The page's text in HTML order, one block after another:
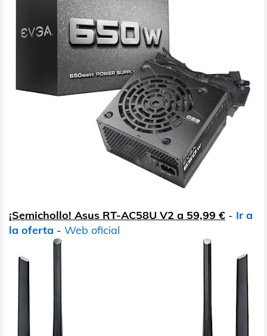
¡Semichollo! Asus RT-AC58U V2 a 59,99 € - Ir a
la oferta - Web oficial